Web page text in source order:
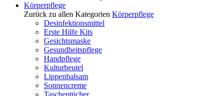
Körperpflege
Zurück zu allen Kategorien Körperpflege
Desinfektionsmittel
Erste Hilfe Kits
Gesichtsmaske
Gesundheitspflege
Handpflege
Kulturbeutel
Lippenbalsam
Sonnencreme
Taschentücher